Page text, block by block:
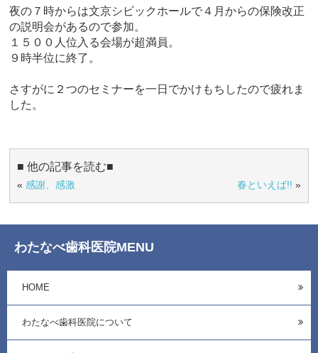
夜の７時からは文京シビックホールで４月からの保険改正
の説明会があるので参加。
１５００人位入る会場が超満員。
９時半位に終了。
さすがに２つのセミナーを一日でかけもちしたので疲れま
した。
■ 他の記事を読む■
« 感謝、感激 春といえば!! »
わたなべ歯科医院MENU
HOME
わたなべ歯科医院について